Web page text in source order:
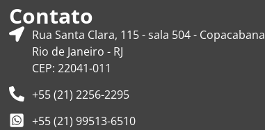
Contato
Rua Santa Clara, 115 - sala 504 - Copacabana
Rio de Janeiro - RJ
CEP: 22041-011
+55 (21) 2256-2295
+55 (21) 99513-6510